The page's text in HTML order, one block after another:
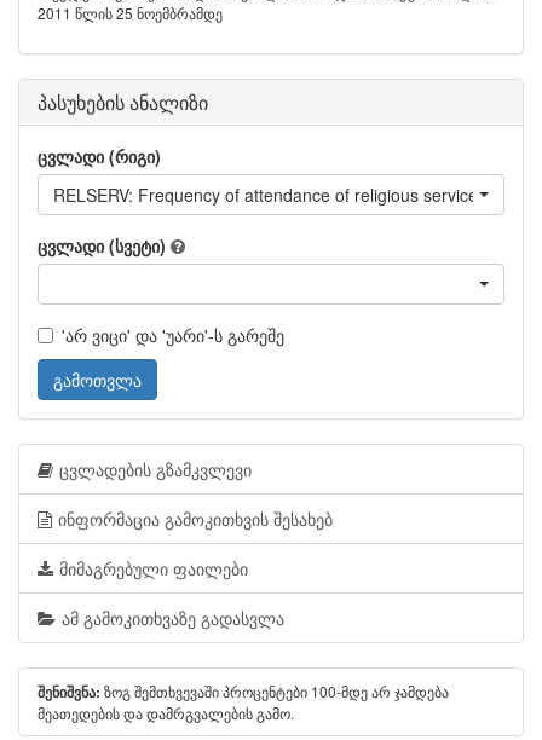
2011 წლის 25 ნოემბრამდე
პასუხების ანალიზი
ცვლადი (რიგი)
RELSERV: Frequency of attendance of religious services
ცვლადი (სვეტი)
'არ ვიცი' და 'უარი'-ს გარეშე
გამოთვლა
ცვლადების გზამკვლევი
ინფორმაცია გამოკითხვის შესახებ
მიმაგრებული ფაილები
ამ გამოკითხვაზე გადასვლა
შენიშვნა: ზოგ შემთხვევაში პროცენტები 100-მდე არ ჯამდება
მეათედების და დამრგვალების გამო.